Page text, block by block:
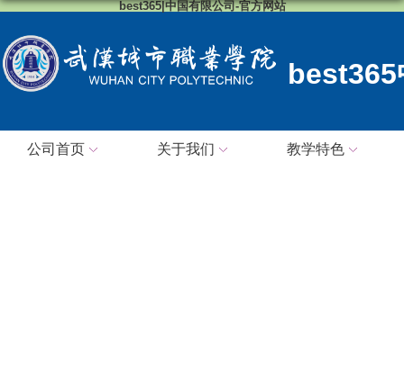
best365|中国有限公司-官方网站
best365
公司首页 关于我们 教学特色